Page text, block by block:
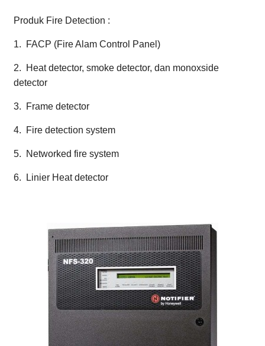
Produk Fire Detection :
1. FACP (Fire Alam Control Panel)
2. Heat detector, smoke detector, dan monoxside
detector
3. Frame detector
4. Fire detection system
5. Networked fire system
6. Linier Heat detector